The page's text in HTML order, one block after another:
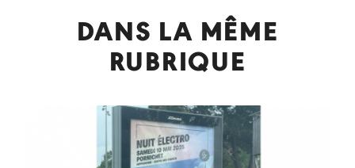
DANS LA MÊME
RUBRIQUE